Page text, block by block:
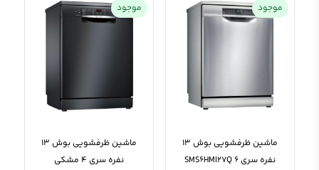
موجود
ماشین ظرفشویی بوش 13
نفره سری 6 SMS6HMI27Q
موجود
ماشین ظرفشویی بوش ‍13
نفره سری 4 مشکی